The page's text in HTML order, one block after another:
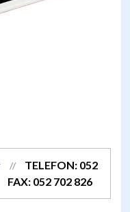
//
TELEFON: 052
FAX: 052 702 826